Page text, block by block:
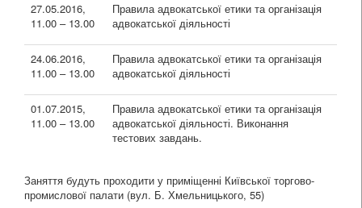
27.05.2016,
11.00 – 13.00
Правила адвокатської етики та організація
адвокатської діяльності
24.06.2016,
11.00 – 13.00
Правила адвокатської етики та організація
адвокатської діяльності
01.07.2015,
11.00 – 13.00
Правила адвокатської етики та організація
адвокатської діяльності. Виконання
тестових завдань.
Заняття будуть проходити у приміщенні Київської торгово-
промислової палати (вул. Б. Хмельницького, 55)